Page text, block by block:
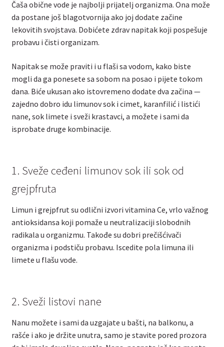
Čaša obične vode je najbolji prijatelj organizma. Ona može
da postane još blagotvornija ako joj dodate začine
lekovitih svojstava. Dobićete zdrav napitak koji pospešuje
probavu i čisti organizam.
Napitak se može praviti i u flaši sa vodom, kako biste
mogli da ga ponesete sa sobom na posao i pijete tokom
dana. Biće ukusan ako istovremeno dodate dva začina —
zajedno dobro idu limunov sok i cimet, karanfilić i listići
nane, sok limete i sveži krastavci, a možete i sami da
isprobate druge kombinacije.
1. Sveže ceđeni limunov sok ili sok od
grejpfruta
Limun i grejpfrut su odlični izvori vitamina Ce, vrlo važnog
antioksidansa koji pomaže u neutralizaciji slobodnih
radikala u organizmu. Takođe su dobri prečišćivači
organizma i podstiču probavu. Iscedite pola limuna ili
limete u flašu vode.
2. Sveži listovi nane
Nanu možete i sami da uzgajate u bašti, na balkonu, a
rašće i ako je držite unutra, samo je stavite pored prozora